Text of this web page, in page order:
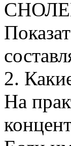
2.
На